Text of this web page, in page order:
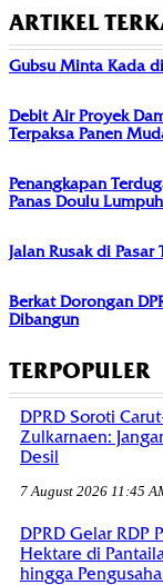
ARTIKEL
Gubsu Minta Kada
Debit Air Proyek
Terpaksa Panen
Penangkapan
Panas Doulu Lumpuh
Jalan Rusak di
Berkat Dorongan
Dibangun
TERPOPULER
DPRD Soroti
Zulkarnaen:
Desil
7 August 2026 11:45
DPRD Gelar RDP
Hektare di
hingga